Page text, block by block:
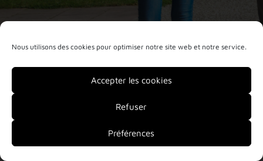
Nous utilisons des cookies pour optimiser notre site web et notre service.
Accepter les cookies
Refuser
Préférences